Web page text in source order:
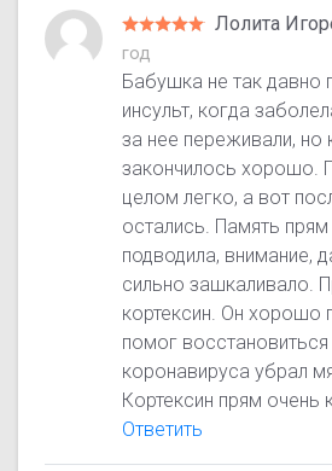
Лолита
год
Бабушка не так давно
инсульт, когда
за нее переживали, но
закончилось хорошо.
целом легко, а вот
остались. Память
подводила, внимание,
сильно зашкаливало.
кортексин. Он хорошо
помог восстановиться
коронавируса убрал
Кортексин прям очень
Ответить